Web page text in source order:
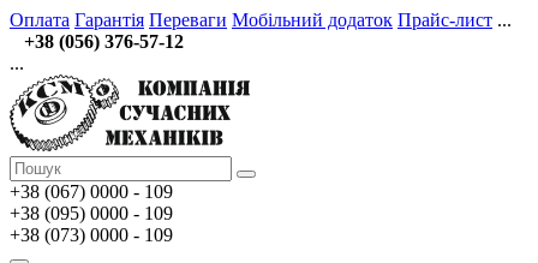
Оплата Гарантія Переваги Мобільний додаток Прайс-лист ...
+38 (056) 376-57-12
...
+38 (067) 0000 - 109
+38 (095) 0000 - 109
+38 (073) 0000 - 109